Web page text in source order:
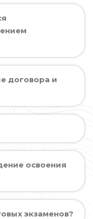
договора и
освоения
экзаменов?